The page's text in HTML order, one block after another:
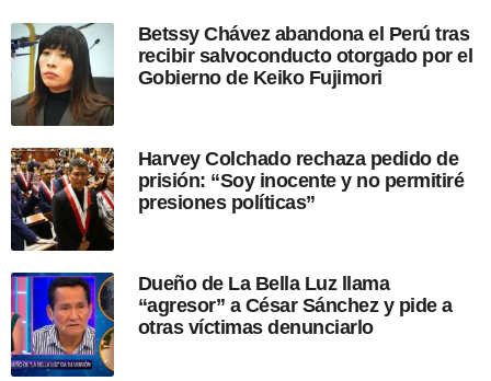
e
s
d
p
u
b
a
c
Betssy Chávez abandona el Perú tras
recibir salvoconducto otorgado por el
Gobierno de Keiko Fujimori
Harvey Colchado rechaza pedido de
prisión: “Soy inocente y no permitiré
presiones políticas”
Dueño de La Bella Luz llama
“agresor” a César Sánchez y pide a
otras víctimas denunciarlo